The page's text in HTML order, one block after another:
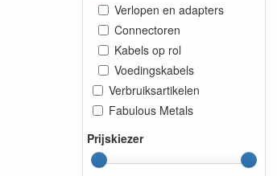
Verlopen en adapters
Connectoren
Kabels op rol
Voedingskabels
Verbruiksartikelen
Fabulous Metals
Prijskiezer